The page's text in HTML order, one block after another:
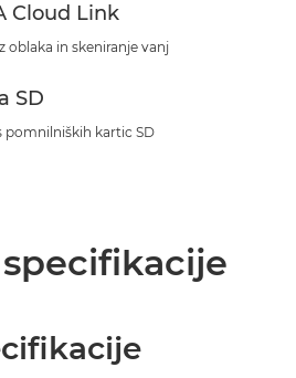
Cloud Link
oblaka in skeniranje vanj
SD
pomnilniških kartic SD